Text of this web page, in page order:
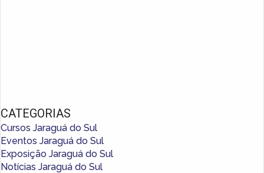
CATEGORIAS
Cursos Jaraguá do Sul
Eventos Jaraguá do Sul
Exposição Jaraguá do Sul
Notícias Jaraguá do Sul